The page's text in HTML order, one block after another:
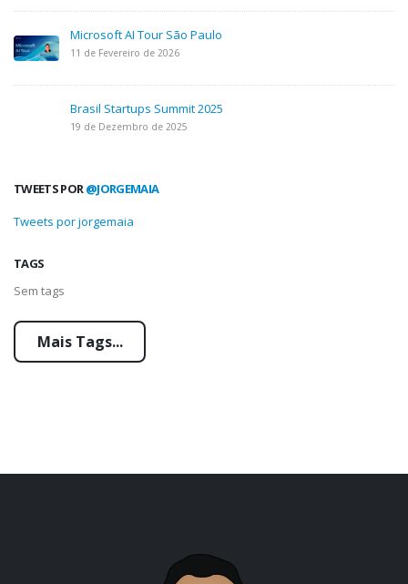
Microsoft AI Tour São Paulo
11 de Fevereiro de 2026
Brasil Startups Summit 2025
19 de Dezembro de 2025
TWEETS POR@JORGEMAIA
Tweets por jorgemaia
TAGS
Sem tags
Mais Tags...